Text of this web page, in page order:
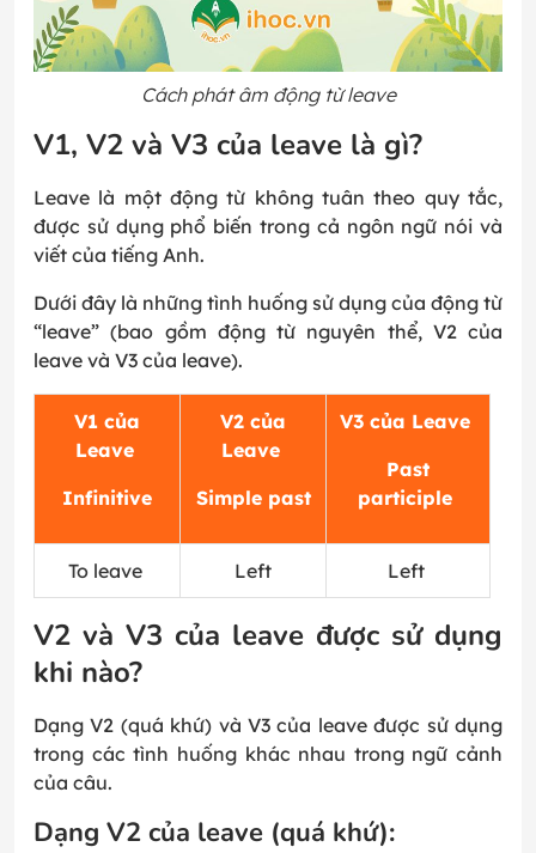
Cách phát âm động từ leave
V1, V2 và V3 của leave là gì?
Leave là một động từ không tuân theo quy tắc,
được sử dụng phổ biến trong cả ngôn ngữ nói và
viết của tiếng Anh.
Dưới đây là những tình huống sử dụng của động từ
“leave” (bao gồm động từ nguyên thể, V2 của
leave và V3 của leave).
V1 của
Leave
Infinitive
V2 của
Leave
Simple past
V3 của Leave
Past
participle
To leave Left Left
V2 và V3 của leave được sử dụng
khi nào?
Dạng V2 (quá khứ) và V3 của leave được sử dụng
trong các tình huống khác nhau trong ngữ cảnh
của câu.
Dạng V2 của leave (quá khứ):